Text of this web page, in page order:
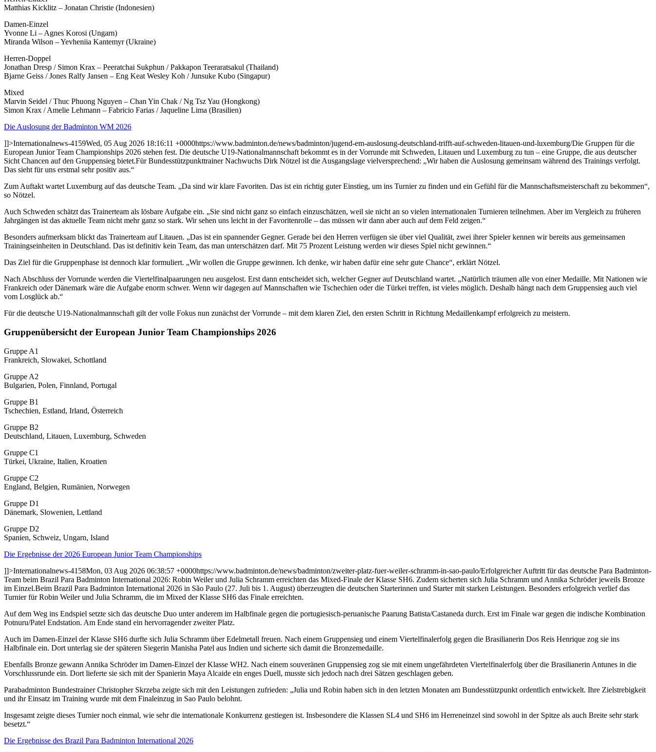
Matthias Kicklitz – Jonatan Christie (Indonesien)
Damen-Einzel
Yvonne Li – Agnes Korosi (Ungarn)
Miranda Wilson – Yevheniia Kantemyr (Ukraine)
Herren-Doppel
Jonathan Dresp / Simon Krax – Peeratchai Sukphun / Pakkapon Teeraratsakul (Thailand)
Bjarne Geiss / Jones Ralfy Jansen – Eng Keat Wesley Koh / Junsuke Kubo (Singapur)
Mixed
Marvin Seidel / Thuc Phuong Nguyen – Chan Yin Chak / Ng Tsz Yau (Hongkong)
Simon Krax / Amelie Lehmann – Fabricio Farias / Jaqueline Lima (Brasilien)
Die Auslosung der Badminton WM 2026
]]>Internationalnews-4159Wed, 05 Aug 2026 18:16:11 +0000https://www.badminton.de/news/badminton/jugend-em-auslosung-deutschland-trifft-auf-schweden-litauen-und-luxemburg/Die Gruppen für die
European Junior Team Championships 2026 stehen fest. Die deutsche U19-Nationalmannschaft bekommt es in der Vorrunde mit Schweden, Litauen und Luxemburg zu tun – eine Gruppe, die aus deutscher
Sicht Chancen auf den Gruppensieg bietet.Für Bundesstützpunkttrainer Nachwuchs Dirk Nötzel ist die Ausgangslage vielversprechend: „Wir haben die Auslosung gemeinsam während des Trainings verfolgt.
Das sieht für uns erstmal sehr positiv aus.“
Zum Auftakt wartet Luxemburg auf das deutsche Team. „Da sind wir klare Favoriten. Das ist ein richtig guter Einstieg, um ins Turnier zu finden und ein Gefühl für die Mannschaftsmeisterschaft zu bekommen“,
so Nötzel.
Auch Schweden schätzt das Trainerteam als lösbare Aufgabe ein. „Sie sind nicht ganz so einfach einzuschätzen, weil sie nicht an so vielen internationalen Turnieren teilnehmen. Aber im Vergleich zu früheren
Jahrgängen ist das aktuelle Team nicht mehr ganz so stark. Wir sehen uns leicht in der Favoritenrolle – das müssen wir dann aber auch auf dem Feld zeigen.“
Besonders aufmerksam blickt das Trainerteam auf Litauen. „Das ist ein spannender Gegner. Gerade bei den Herren verfügen sie über viel Qualität, zwei ihrer Spieler kennen wir bereits aus gemeinsamen
Trainingseinheiten in Deutschland. Das ist definitiv kein Team, das man unterschätzen darf. Mit 75 Prozent Leistung werden wir dieses Spiel nicht gewinnen.“
Das Ziel für die Gruppenphase ist dennoch klar formuliert. „Wir wollen die Gruppe gewinnen. Ich denke, wir haben dafür eine sehr gute Chance“, erklärt Nötzel.
Nach Abschluss der Vorrunde werden die Viertelfinalpaarungen neu ausgelost. Erst dann entscheidet sich, welcher Gegner auf Deutschland wartet. „Natürlich träumen alle von einer Medaille. Mit Nationen wie
Frankreich oder Dänemark wäre die Aufgabe enorm schwer. Wenn wir dagegen auf Mannschaften wie Tschechien oder die Türkei treffen, ist vieles möglich. Deshalb hängt nach dem Gruppensieg auch viel
vom Losglück ab.“
Für die deutsche U19-Nationalmannschaft gilt der volle Fokus nun zunächst der Vorrunde – mit dem klaren Ziel, den ersten Schritt in Richtung Medaillenkampf erfolgreich zu meistern.
Gruppenübersicht der European Junior Team Championships 2026
Gruppe A1
Frankreich, Slowakei, Schottland
Gruppe A2
Bulgarien, Polen, Finnland, Portugal
Gruppe B1
Tschechien, Estland, Irland, Österreich
Gruppe B2
Deutschland, Litauen, Luxemburg, Schweden
Gruppe C1
Türkei, Ukraine, Italien, Kroatien
Gruppe C2
England, Belgien, Rumänien, Norwegen
Gruppe D1
Dänemark, Slowenien, Lettland
Gruppe D2
Spanien, Schweiz, Ungarn, Island
Die Ergebnisse der 2026 European Junior Team Championships
]]>Internationalnews-4158Mon, 03 Aug 2026 06:38:57 +0000https://www.badminton.de/news/badminton/zweiter-platz-fuer-weiler-schramm-in-sao-paulo/Erfolgreicher Auftritt für das deutsche Para Badminton-
Team beim Brazil Para Badminton International 2026: Robin Weiler und Julia Schramm erreichten das Mixed-Finale der Klasse SH6. Zudem sicherten sich Julia Schramm und Annika Schröder jeweils Bronze
im Einzel.Beim Brazil Para Badminton International 2026 in São Paulo (27. Juli bis 1. August) überzeugten die deutschen Starterinnen und Starter mit starken Leistungen. Besonders erfolgreich verlief das
Turnier für Robin Weiler und Julia Schramm, die im Mixed der Klasse SH6 das Finale erreichten.
Auf dem Weg ins Endspiel setzte sich das deutsche Duo unter anderem im Halbfinale gegen die portugiesisch-peruanische Paarung Batista/Castaneda durch. Erst im Finale war gegen die indische Kombination
Potnuru/Patel Endstation. Am Ende stand ein hervorragender zweiter Platz.
Auch im Damen-Einzel der Klasse SH6 durfte sich Julia Schramm über Edelmetall freuen. Nach einem Gruppensieg und einem Viertelfinalerfolg gegen die Brasilianerin Dos Reis Henrique zog sie ins
Halbfinale ein. Dort unterlag sie der späteren Siegerin Manisha Patel aus Indien und sicherte sich damit die Bronzemedaille.
Ebenfalls Bronze gewann Annika Schröder im Damen-Einzel der Klasse WH2. Nach einem souveränen Gruppensieg zog sie mit einem ungefährdeten Viertelfinalerfolg über die Brasilianerin Antunes in die
Vorschlussrunde ein. Dort lieferte sie sich mit der Spanierin Maya Alcaide ein enges Duell, musste sich jedoch nach drei Sätzen geschlagen geben.
Parabadminton Bundestrainer Christopher Skrzeba zeigte sich mit den Leistungen zufrieden: „Julia und Robin haben sich in den letzten Monaten am Bundesstützpunkt ordentlich entwickelt. Ihre Zielstrebigkeit
und ihr Einsatz im Training wurde mit dem Finaleinzug in Sao Paulo belohnt.
Insgesamt zeigte dieses Turnier noch einmal, wie sehr die internationale Konkurrenz gestiegen ist. Insbesondere die Klassen SL4 und SH6 im Herreneinzel sind sowohl in der Spitze als auch Breite sehr stark
besetzt.“
Die Ergebnisse des Brazil Para Badminton International 2026